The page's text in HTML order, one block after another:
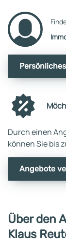
Durch einen
können Sie bis
Angebote
Über den
Klaus